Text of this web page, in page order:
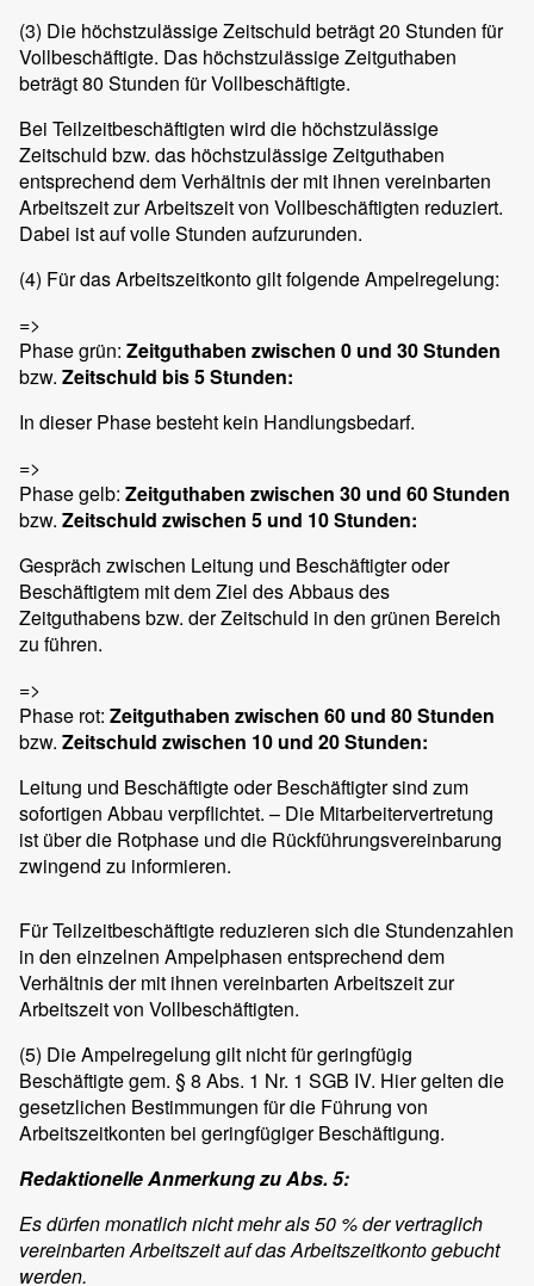
(3) Die höchstzulässige Zeitschuld beträgt 20 Stunden für
Vollbeschäftigte. Das höchstzulässige Zeitguthaben
beträgt 80 Stunden für Vollbeschäftigte.
Bei Teilzeitbeschäftigten wird die höchstzulässige
Zeitschuld bzw. das höchstzulässige Zeitguthaben
entsprechend dem Verhältnis der mit ihnen vereinbarten
Arbeitszeit zur Arbeitszeit von Vollbeschäftigten reduziert.
Dabei ist auf volle Stunden aufzurunden.
(4) Für das Arbeitszeitkonto gilt folgende Ampelregelung:
=>
Phase grün: Zeitguthaben zwischen 0 und 30 Stunden
bzw. Zeitschuld bis5 Stunden:
In dieser Phase besteht kein Handlungsbedarf.
=>
Phase gelb: Zeitguthaben zwischen 30 und 60 Stunden
bzw. Zeitschuld zwischen 5 und 10 Stunden:
Gespräch zwischen Leitung und Beschäftigter oder
Beschäftigtem mit dem Ziel des Abbaus des
Zeitguthabens bzw. der Zeitschuld in den grünen Bereich
zu führen.
=>
Phase rot: Zeitguthaben zwischen 60 und 80 Stunden
bzw. Zeitschuld zwischen 10 und 20 Stunden:
Leitung und Beschäftigte oder Beschäftigter sind zum
sofortigen Abbau verpflichtet. – Die Mitarbeitervertretung
ist über die Rotphase und die Rückführungsvereinbarung
zwingend zu informieren.
Für Teilzeitbeschäftigte reduzieren sich die Stundenzahlen
in den einzelnen Ampelphasen entsprechend dem
Verhältnis der mit ihnen vereinbarten Arbeitszeit zur
Arbeitszeit von Vollbeschäftigten.
(5) Die Ampelregelung gilt nicht für geringfügig
Beschäftigte gem. § 8 Abs. 1 Nr. 1 SGB IV. Hier gelten die
gesetzlichen Bestimmungen für die Führung von
Arbeitszeitkonten bei geringfügiger Beschäftigung.
Redaktionelle Anmerkung zu Abs. 5:
Es dürfen monatlich nicht mehr als 50 % der vertraglich
vereinbarten Arbeitszeit auf das Arbeitszeitkonto gebucht
werden.